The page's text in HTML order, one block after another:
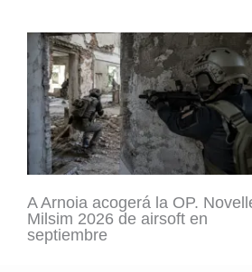
A Arnoia acogerá la OP.
Milsim 2026 de airsoft en
septiembre